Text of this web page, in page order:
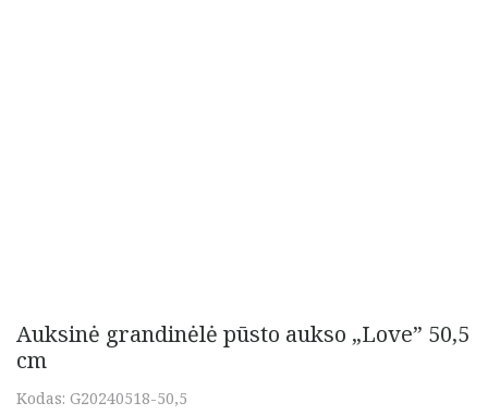
Auksinė grandinėlė pūsto aukso „Love” 50,5
cm
Kodas: G20240518-50,5